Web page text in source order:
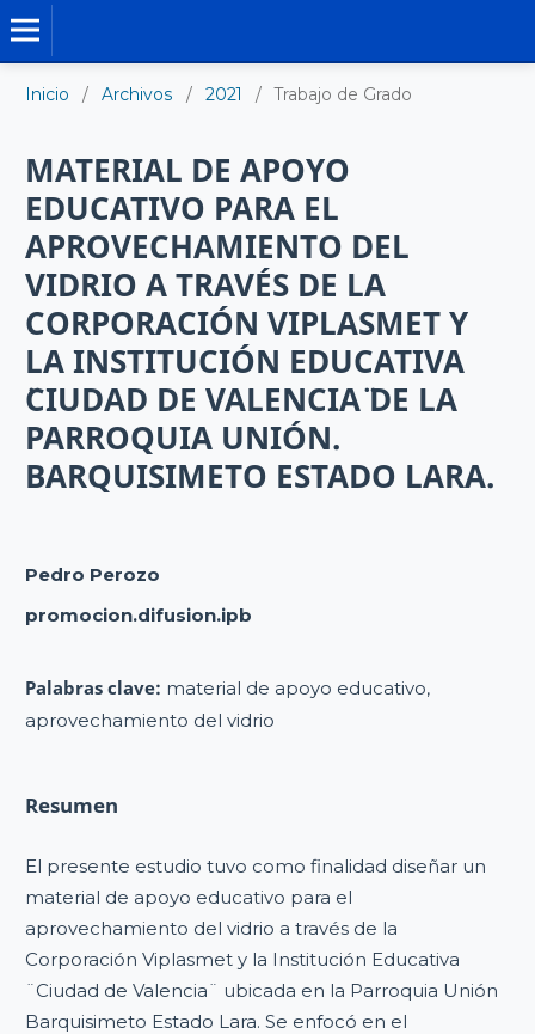
Inicio / Archivos / 2021 / Trabajo de Grado
MATERIAL DE APOYO
EDUCATIVO PARA EL
APROVECHAMIENTO DEL
VIDRIO A TRAVÉS DE LA
CORPORACIÓN VIPLASMET Y
LA INSTITUCIÓN EDUCATIVA
¨CIUDAD DE VALENCIA¨ DE LA
PARROQUIA UNIÓN.
BARQUISIMETO ESTADO LARA.
Pedro Perozo
promocion.difusion.ipb
Palabras clave: material de apoyo educativo,
aprovechamiento del vidrio
Resumen
El presente estudio tuvo como finalidad diseñar un
material de apoyo educativo para el
aprovechamiento del vidrio a través de la
Corporación Viplasmet y la Institución Educativa
¨Ciudad de Valencia¨ ubicada en la Parroquia Unión
Barquisimeto Estado Lara. Se enfocó en el